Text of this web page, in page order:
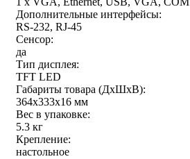
Дополнительные интерфейсы:
RS-232, RJ-45
Сенсор:
да
Тип дисплея:
TFT LED
Габариты товара (ДxШxВ):
364x333x16 мм
Вес в упаковке:
5.3 кг
Крепление:
настольное